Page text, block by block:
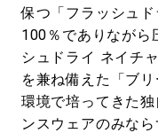
保つ「フラッシュ
100％でありながら
シュドライ ネイチ
を兼ね備えた「ブ
環境で培ってきた
ンスウェアのみな